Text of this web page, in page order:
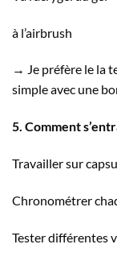
à l’airbrush
→ Je préfère le la
simple avec une
5. Comment
Travailler sur
Chronométrer
Tester différentes